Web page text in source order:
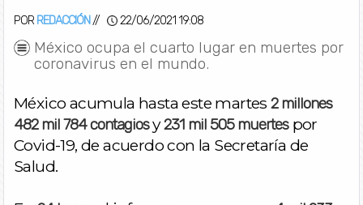
POR REDACCIÓN // 22/06/2021 19:08
México ocupa el cuarto lugar en muertes por
coronavirus en el mundo.
México acumula hasta este martes 2 millones
482 mil 784 contagiosy231 mil 505 muertespor
Covid-19, de acuerdo con la Secretaría de
Salud.